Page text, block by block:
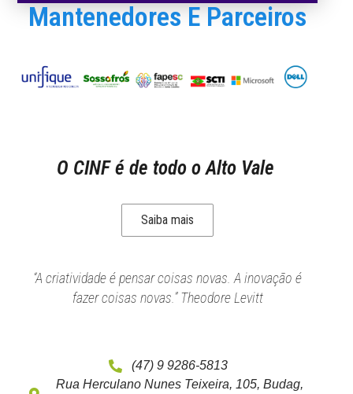
Mantenedores E Parceiros
O CINF é de todo o Alto Vale
Saiba mais
“A criatividade é pensar coisas novas. A inovação é
fazer coisas novas.” Theodore Levitt
(47) 9 9286-5813
Rua Herculano Nunes Teixeira, 105, Budag,